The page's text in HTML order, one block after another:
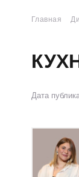
Главная
Дата